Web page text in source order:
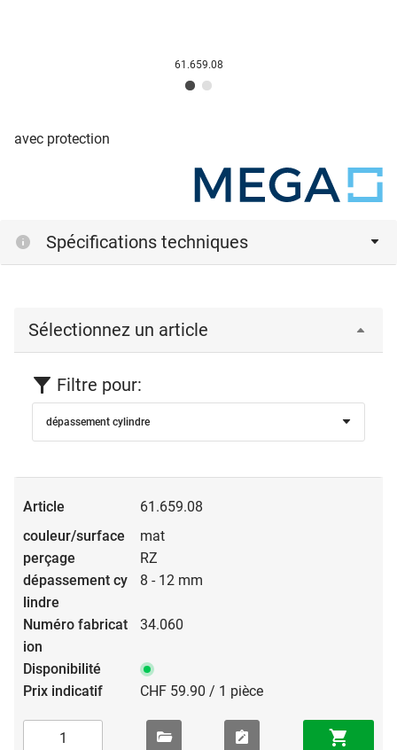
61.659.08
avec protection
Spécifications techniques
Sélectionnez un article
Filtre pour:
dépassement cylindre
61.659.08
mat
RZ
8 - 12 mm
34.060
CHF 59.90 / 1 pièce